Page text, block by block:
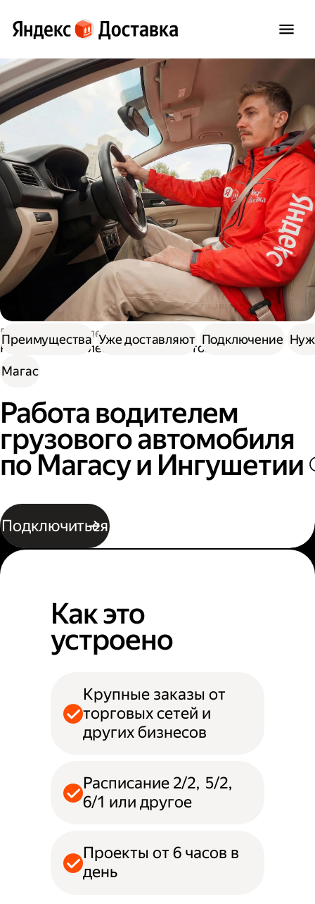
Работа водителем
Работа водителем грузового автомобиля
Магас
Работа водителем
грузового автомобиля
по Магасу и Ингушетии
Подключиться
Преимущества Уже доставляют Подключение
Как это
устроено
Крупные заказы от
торговых сетей и
других бизнесов
Расписание 2/2, 5/2,
6/1 или другое
Проекты от 6 часов в
день